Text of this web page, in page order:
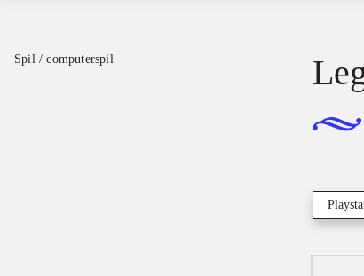
Spil / computerspil